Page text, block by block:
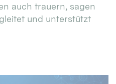
auch trauern, sagen
und unterstützt